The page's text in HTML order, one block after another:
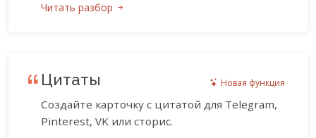
Читать разбор
Цитаты Новая функция
Создайте карточку с цитатой для Telegram,
Pinterest, VK или сторис.